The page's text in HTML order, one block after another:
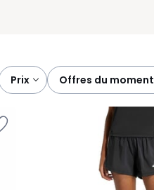
prix offres du moment